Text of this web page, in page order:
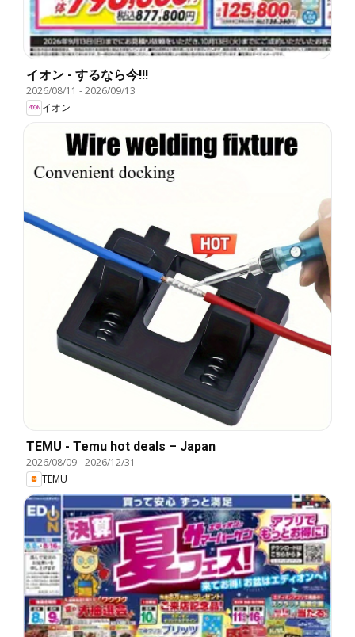
イオン - するなら今!!!
2026/08/11 -2026/09/13
イオン
TEMU - Temu hot deals – Japan
2026/08/09-2026/12/31
TEMU